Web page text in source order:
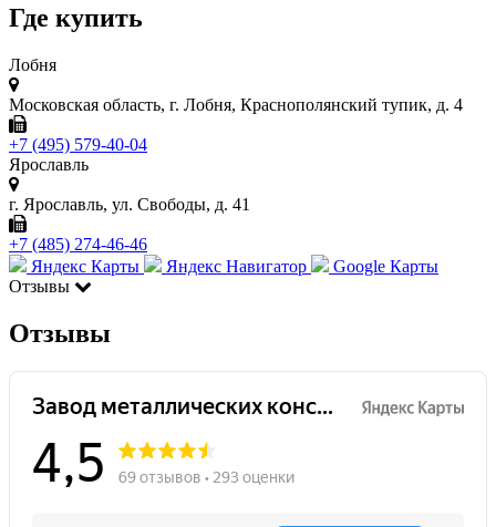
Где купить
Лобня
Московская область, г. Лобня, Краснополянский тупик, д. 4
+7 (495) 579-40-04
Ярославль
г. Ярославль, ул. Свободы, д. 41
+7 (485) 274-46-46
Яндекс Карты
Яндекс Навигатор
Google Карты
Отзывы
Отзывы